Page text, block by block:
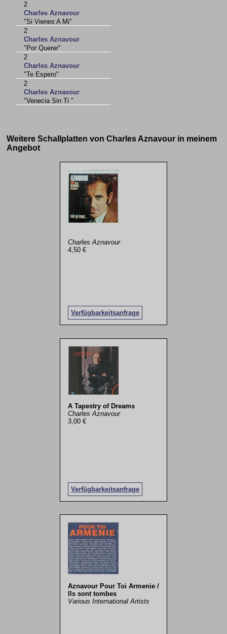
2
Charles Aznavour
"Si Vienes A Mi"
2
Charles Aznavour
"Por Querer"
2
Charles Aznavour
"Te Espero"
2
Charles Aznavour
"Venecia Sin Ti "
Weitere Schallplatten von Charles Aznavour in meinem
Angebot
Charles Aznavour
4,50 €
Verfügbarkeitsanfrage
A Tapestry of Dreams
Charles Aznavour
3,00 €
Verfügbarkeitsanfrage
Aznavour Pour Toi Armenie /
Ils sont tombes
Various International Artists